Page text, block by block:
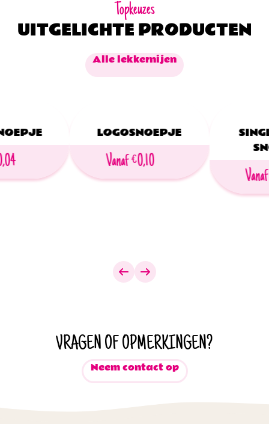
Topkeuzes
UITGELICHTE PRODUCTEN
Alle lekkernijen
LOGOSNOEPJE
Vanaf €0,10
VRAGEN OF OPMERKINGEN?
Neem contact op